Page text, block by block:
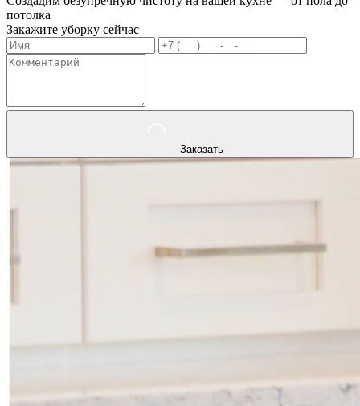
потолка
Закажите уборку сейчас
Заказать